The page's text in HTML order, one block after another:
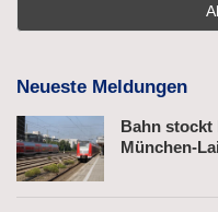
Neueste Meldungen
Bahn stockt
München-